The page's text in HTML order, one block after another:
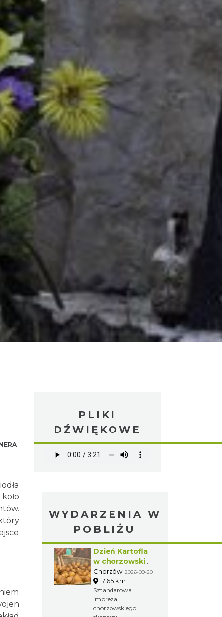
PLIKI
DŹWIĘKOWE
WYDARZENIA W
POBLIŻU
Dzień Kartofla
w chorzowskim
skansenie
Chorzów 2026-09-20
17.66 km
Sztandarowa
impreza
chorzowskiego